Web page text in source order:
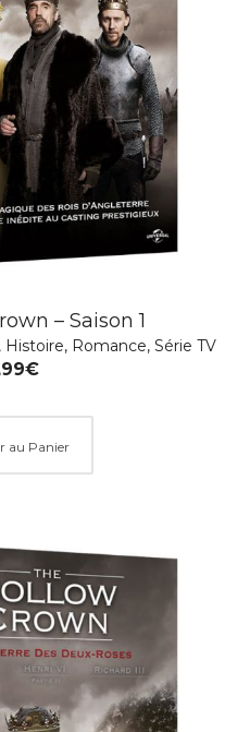
– Saison 1
, Histoire, Romance, Série TV
€
au Panier